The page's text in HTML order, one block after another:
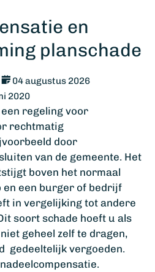
en
planschade
04 augustus 2026
2020
regeling voor
rechtmatig
door
van de gemeente. Het
boven het normaal
een burger of bedrijf
in vergelijking tot andere
soort schade hoeft u als
geheel zelf te dragen,
gedeeltelijk vergoeden.